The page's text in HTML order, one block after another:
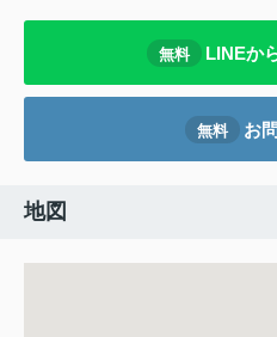
無料 LINEか
無料 お
地図